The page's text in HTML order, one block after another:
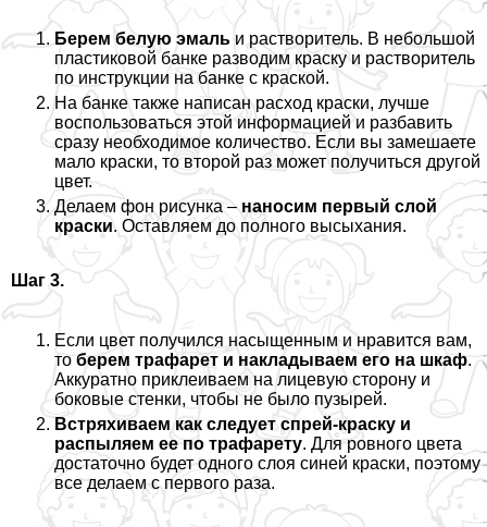
Берем белую эмаль и растворитель. В небольшой
пластиковой банке разводим краску и растворитель
по инструкции на банке с краской.
На банке также написан расход краски, лучше
воспользоваться этой информацией и разбавить
сразу необходимое количество. Если вы замешаете
мало краски, то второй раз может получиться другой
цвет.
Делаем фон рисунка – наносим первый слой
краски. Оставляем до полного высыхания.
Шаг 3.
Если цвет получился насыщенным и нравится вам,
тоберем трафарет и накладываем его на шкаф.
Аккуратно приклеиваем на лицевую сторону и
боковые стенки, чтобы не было пузырей.
Встряхиваем как следует спрей-краску и
распыляем ее по трафарету. Для ровного цвета
достаточно будет одного слоя синей краски, поэтому
все делаем с первого раза.